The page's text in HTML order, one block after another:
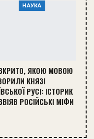
НАУКА
ЯКОЮ МОВОЮ
КНЯЗІ
РУСІ: ІСТОРИК
РОСІЙСЬКІ МІФИ